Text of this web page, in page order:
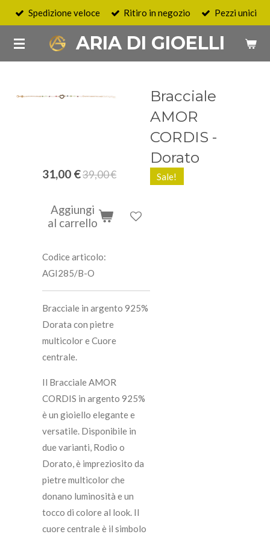
Vai
contenuto
principale
ARIA DI GIOELLI
Spedizione veloce Ritiro in negozio Pezzi unici
Bracciale
AMOR
CORDIS -
Dorato
Sale!
31,00 €39,00 €
Aggiungi
al carrello
Codice articolo:
AGI285/B-O
Bracciale in argento 925%
Dorata con pietre
multicolor e Cuore
centrale.
Il Bracciale AMOR
CORDIS in argento 925%
è un gioiello elegante e
versatile. Disponibile in
due varianti, Rodio o
Dorato, è impreziosito da
pietre multicolor che
donano luminosità e un
tocco di colore al look. Il
cuore centrale è il simbolo